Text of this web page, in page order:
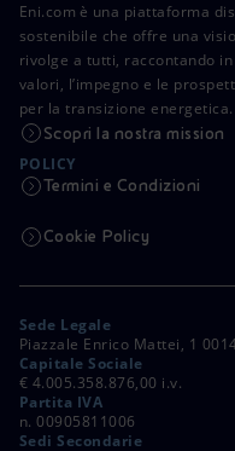
Eni.com è una piattaforma
sostenibile che offre una
rivolge a tutti, raccontando
valori, l’impegno e le
per la transizione energetica.
Scopri la nostra mission
POLICY
Termini e Condizioni
Cookie Policy
Sede Legale
Piazzale Enrico Mattei, 1
Capitale Sociale
€ 4.005.358.876,00 i.v.
Partita IVA
n. 00905811006
Sedi Secondarie